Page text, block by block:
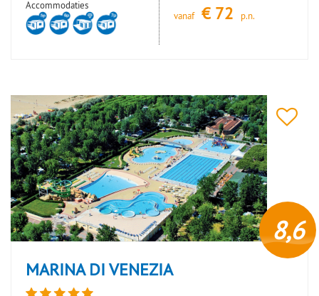
Accommodaties
vanaf
€ 72 p.n.
8,6
MARINA DI VENEZIA